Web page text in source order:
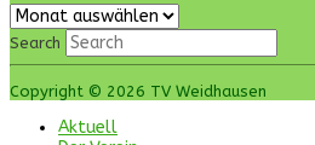
Alle
aktiven
Artikel
aus…
Search
Copyright © 2026 TV Weidhausen
Aktuell